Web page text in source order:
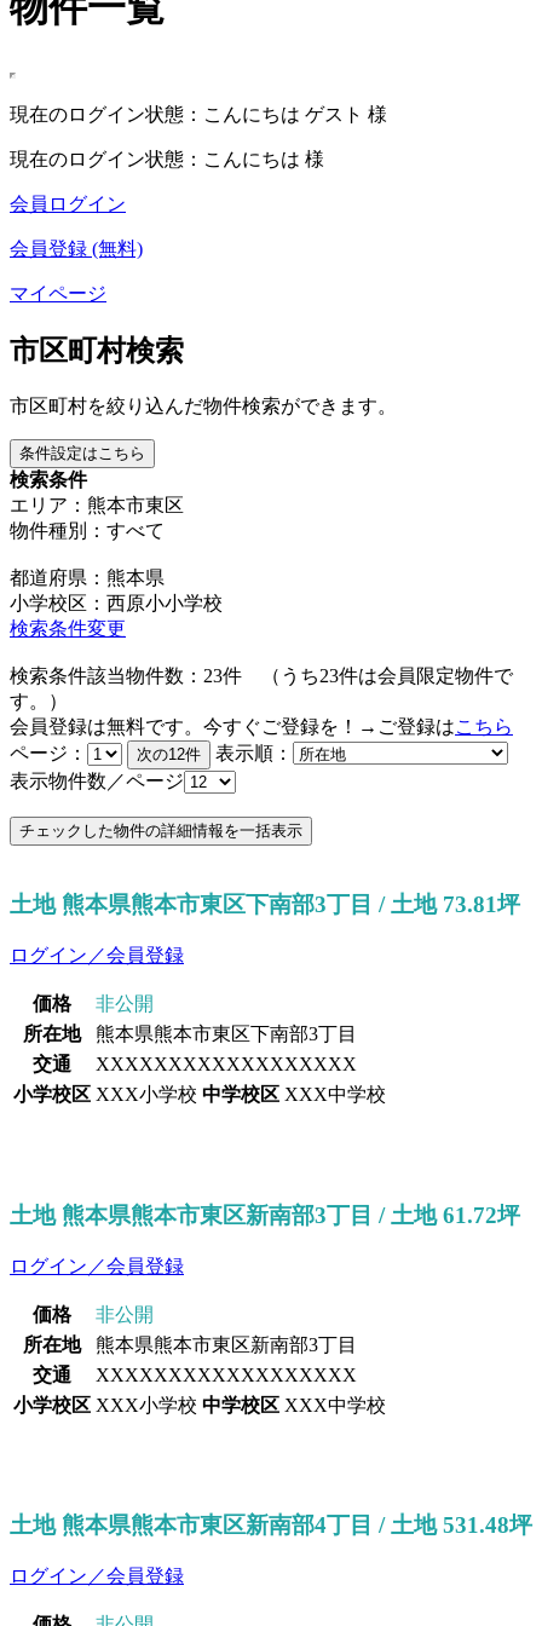
現在のログイン状態：こんにちは ゲスト 様
現在のログイン状態：こんにちは 様
会員ログイン
会員登録 (無料)
マイページ
市区町村検索
市区町村を絞り込んだ物件検索ができます。
条件設定はこちら
検索条件
エリア：熊本市東区
物件種別：すべて
都道府県：熊本県
小学校区：西原小小学校
検索条件変更
検索条件該当物件数： 23件 （うち23件は会員限定物件で
す。）
会員登録は無料です。今すぐご登録を！→ご登録はこちら
ページ：
表示順：
表示物件数／ページ
土地 熊本県熊本市東区下南部3丁目 / 土地 73.81坪
ログイン／会員登録
価格
非公開
所在地
熊本県熊本市東区下南部3丁目
交通
XXXXXXXXXXXXXXXXXX
小学校区 XXX小学校 中学校区 XXX中学校
土地 熊本県熊本市東区新南部3丁目 / 土地 61.72坪
ログイン／会員登録
価格
非公開
所在地
熊本県熊本市東区新南部3丁目
交通
XXXXXXXXXXXXXXXXXX
小学校区 XXX小学校 中学校区 XXX中学校
土地 熊本県熊本市東区新南部4丁目 / 土地 531.48坪
ログイン／会員登録